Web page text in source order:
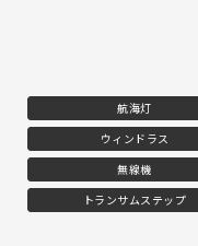
航海灯
ウィンドラス
無線機
トランサムステップ